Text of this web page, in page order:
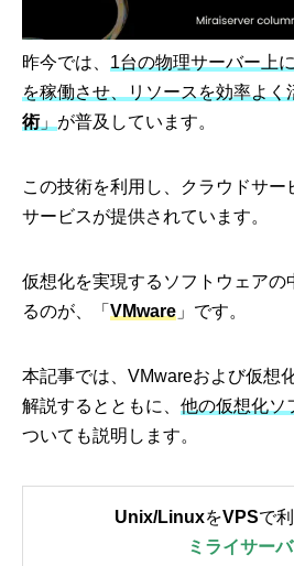
昨今では、 1台の物理サーバー上
を稼働させ、リソースを効率よく
術」 が普及しています。
この技術を利用し、クラウドサ
サービスが提供されています。
仮想化を実現するソフトウェアの
るのが、「 VMware 」です。
本記事では、VMwareおよび仮想
解説するとともに、 他の仮想化ソ
ついても説明します。
Unix/LinuxをVPSで
ミライサー